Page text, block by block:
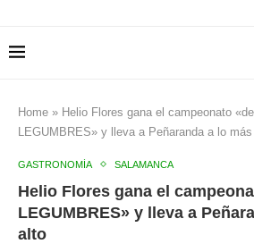
Home » Helio Flores gana el campeonato
LEGUMBRES» y lleva a Peñaranda a lo
GASTRONOMÍA SALAMANCA
Helio Flores gana el
LEGUMBRES» y lleva a
alto